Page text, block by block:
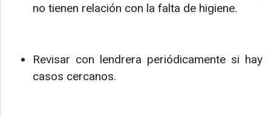
no tienen relación con la falta de higiene.
Revisar con lendrera periódicamente si hay
casos cercanos.